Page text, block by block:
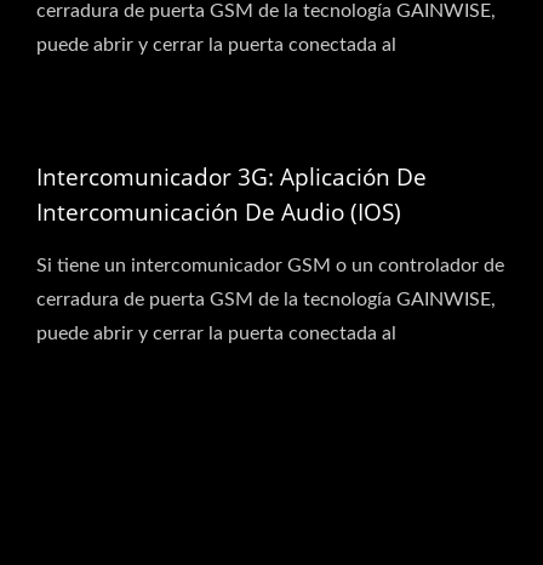
cerradura de puerta GSM de la tecnología GAINWISE,
puede abrir y cerrar la puerta conectada al
Intercomunicador 3G: Aplicación De
Intercomunicación De Audio (iOS)
Si tiene un intercomunicador GSM o un controlador de
cerradura de puerta GSM de la tecnología GAINWISE,
puede abrir y cerrar la puerta conectada al